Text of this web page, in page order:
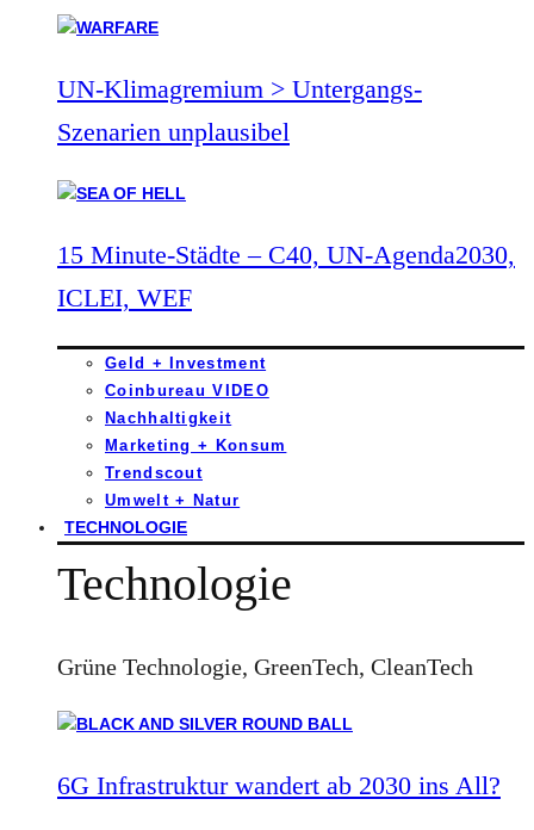
UN-Klimagremium > Untergangs-
Szenarien unplausibel
15 Minute-Städte – C40, UN-Agenda2030,
ICLEI, WEF
Geld + Investment
Coinbureau VIDEO
Nachhaltigkeit
Marketing + Konsum
Trendscout
Umwelt + Natur
TECHNOLOGIE
Technologie
Grüne Technologie, GreenTech, CleanTech
6G Infrastruktur wandert ab 2030 ins All?